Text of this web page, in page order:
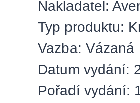
Nakladatel:
Typ produktu:
Vazba: Vázaná
Datum vydání:
Pořadí vydání: